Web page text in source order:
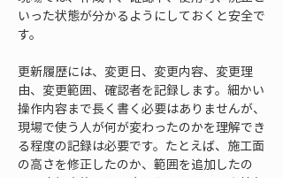
いった状態が分かるようにしておくと安全で
す。
更新履歴には、変更日、変更内容、変更理
由、変更範囲、確認者を記録します。細かい
操作内容まで長く書く必要はありませんが、
現場で使う人が何が変わったのかを理解でき
る程度の記録は必要です。たとえば、施工面
の高さを修正したのか、範囲を追加したの
か、座標変換をやり直したのか、不要な情報